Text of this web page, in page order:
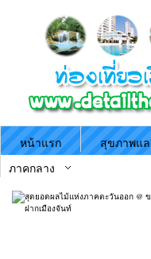
หน้าแรก สุขภาพแ
ภาคกลาง